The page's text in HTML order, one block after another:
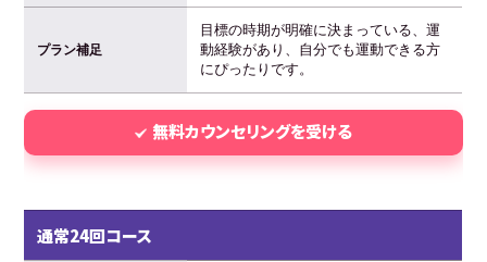
プラン補足
目標の時期が明確に決まっている、運
動経験があり、自分でも運動できる方
にぴったりです。
無料カウンセリングを受ける
通常24回コース